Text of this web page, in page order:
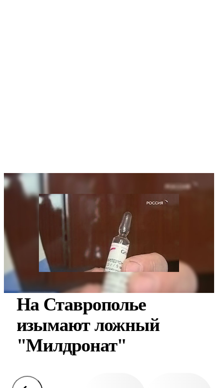
На Ставрополье
изымают ложный
"Милдронат"